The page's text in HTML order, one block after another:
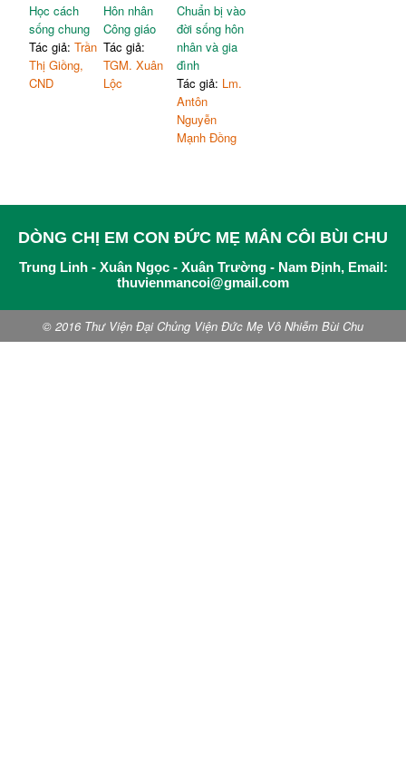
Học cách
sống chung
Tác giả:Trần
Thị Giồng,
CND
Hôn nhân
Công giáo
Tác giả:
TGM. Xuân
Lộc
Chuẩn bị vào
đời sống hôn
nhân và gia
đình
Tác giả: Lm.
Antôn
Nguyễn
Mạnh Đồng
DÒNG CHỊ EM CON ĐỨC MẸ MÂN CÔI BÙI CHU
Trung Linh - Xuân Ngọc - Xuân Trường - Nam Định, Email:
thuvienmancoi@gmail.com
© 2016 Thư Viện Đại Chủng Viện Đức Mẹ Vô Nhiễm Bùi Chu